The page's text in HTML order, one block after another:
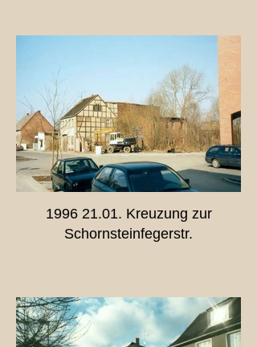
1996 21.01. Kreuzung zur
Schornsteinfegerstr.